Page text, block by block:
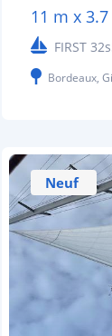
11 m x
FIRST
Bordeaux,
Neuf